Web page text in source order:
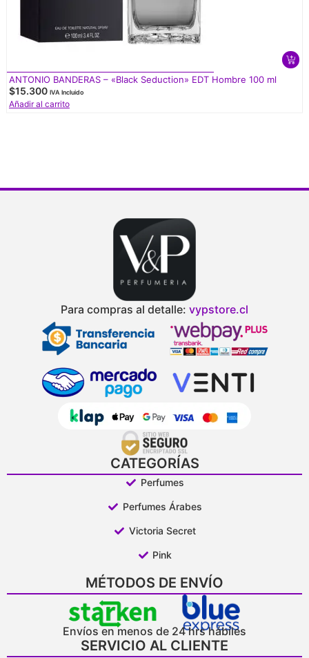
ANTONIO BANDERAS – «Black Seduction» EDT Hombre 100 ml
$15.300 IVA Incluido
Añadir al carrito
Para compras al detalle: vypstore.cl
CATEGORÍAS
Perfumes
Perfumes Árabes
Victoria Secret
Pink
MÉTODOS DE ENVÍO
Envíos en menos de 24 hrs hábiles
SERVICIO AL CLIENTE